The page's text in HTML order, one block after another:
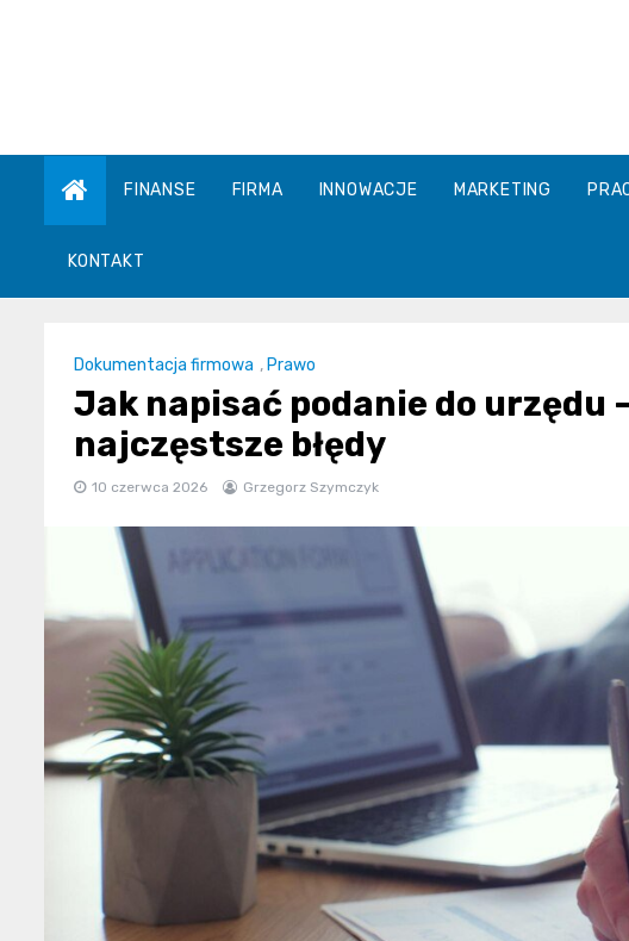
FINANSE FIRMA INNOWACJE MARKETING
KONTAKT
Dokumentacja firmowa , Prawo
Jak napisać podanie do urzędu
najczęstsze błędy
10 czerwca 2026 Grzegorz Szymczyk